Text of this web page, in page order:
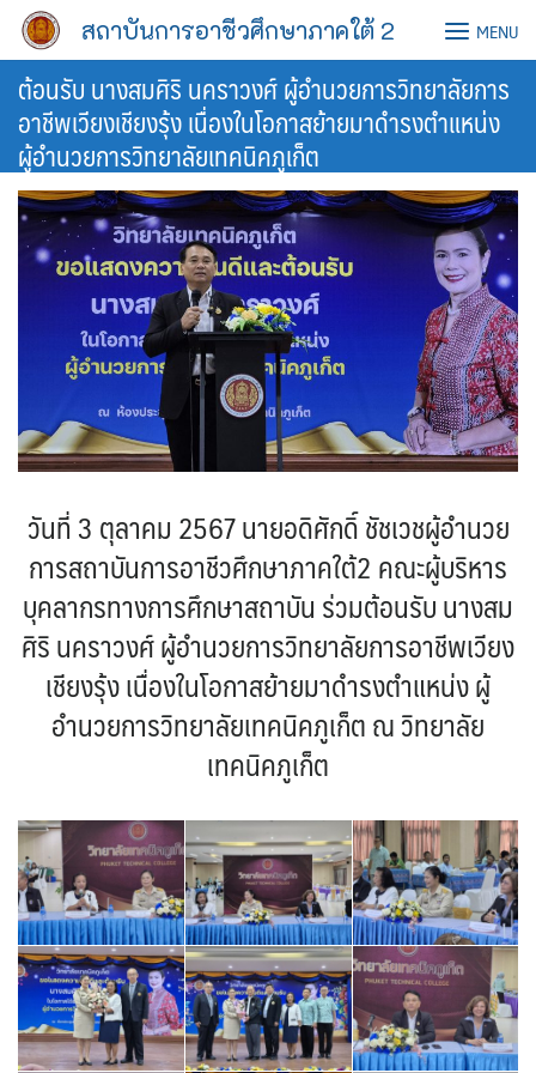
Skip
content
สถาบันการอาชีวศึกษาภาคใต้ 2 MENU
ต้อนรับ นางสมศิริ นคราวงศ์ ผู้อำนวยการวิทยาลัยการ
อาชีพเวียงเชียงรุ้ง เนื่องในโอกาสย้ายมาดำรงตำแหน่ง
ผู้อำนวยการวิทยาลัยเทคนิคภูเก็ต
วันที่ 3 ตุลาคม 2567 นายอดิศักดิ์ ชัชเวชผู้อำนวย
การสถาบันการอาชีวศึกษาภาคใต้2 คณะผู้บริหาร
บุคลากรทางการศึกษาสถาบัน ร่วมต้อนรับ นางสม
ศิริ นคราวงศ์ ผู้อำนวยการวิทยาลัยการอาชีพเวียง
เชียงรุ้ง เนื่องในโอกาสย้ายมาดำรงตำแหน่ง ผู้
อำนวยการวิทยาลัยเทคนิคภูเก็ต ณ วิทยาลัย
เทคนิคภูเก็ต